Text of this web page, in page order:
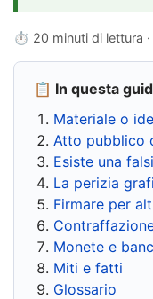
⏱ 20 minuti di lettura
📋 In questa
Materiale o
Atto pubblico
Esiste una
La perizia
Firmare per
Monete e
Miti e fatti
Glossario